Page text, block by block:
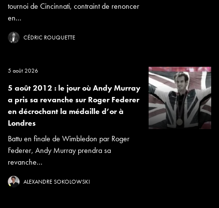
tournoi de Cincinnati, contraint de renoncer
en...
CÉDRIC ROUQUETTE
5 août 2026
5 août 2012 : le jour où Andy Murray
a pris sa revanche sur Roger Federer
en décrochant la médaille d’or à
Londres
Battu en finale de Wimbledon par Roger
Federer, Andy Murray prendra sa
revanche...
ALEXANDRE SOKOLOWSKI